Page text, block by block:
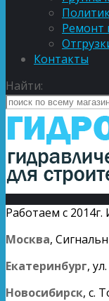
Ремонт
Контакты
Найти:
Работаем с
Москва,
Екатеринбург,
Новосибирск, с.